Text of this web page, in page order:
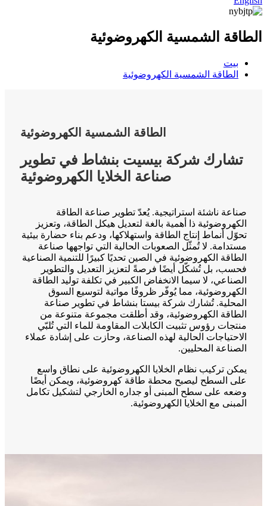
الطاقة الشمسية الكهروضوئية
بيت
الطاقة الشمسية الكهروضوئية
الطاقة الشمسية الكهروضوئية
تشارك شركة بيسيت بنشاط في تطوير
صناعة الخلايا الكهروضوئية
صناعة ناشئة استراتيجية. يُعدّ تطوير صناعة الطاقة
الكهروضوئية ذا أهمية بالغة لتعديل هيكل الطاقة، وتعزيز
تحوّل أنماط إنتاج الطاقة واستهلاكها، ودعم بناء حضارة بيئية
مستدامة. لا تُمثّل الصعوبات الحالية التي تواجهها صناعة
الطاقة الكهروضوئية في الصين تحديًا كبيرًا للتنمية الصناعية
فحسب، بل تُشكّل أيضًا فرصةً لتعزيز التعديل والتطوير
الصناعي، لا سيما الانخفاض الكبير في تكلفة توليد الطاقة
الكهروضوئية، مما يُوفّر ظروفًا مواتية لتوسيع السوق
المحلية. تُشارك شركة بيستا بنشاط في تطوير صناعة
الطاقة الكهروضوئية، وقد أطلقت مجموعة متنوعة من
منتجات رؤوس تثبيت الكابلات المقاومة للماء التي تُلبّي
الاحتياجات الحالية لهذه الصناعة، وحازت على إشادة عملاء
الصناعة المحليين.
يمكن تركيب نظام الخلايا الكهروضوئية على نطاق واسع
على السطح ليصبح محطة طاقة كهروضوئية، ويمكن أيضًا
وضعه على سطح المبنى أو جداره الخارجي لتشكيل تكامل
المبنى مع الخلايا الكهروضوئية.